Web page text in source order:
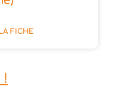
FICHE
!